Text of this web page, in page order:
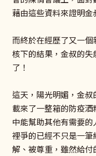
藉由這些資料來證明金
而終於在經歷了又一
核下的結果，金叔的
了！
這天，陽光明媚，金叔
載來了一整箱的防疫
中能幫助其他有需要
裡爭的已經不只是一
解、被尊重，雖然給